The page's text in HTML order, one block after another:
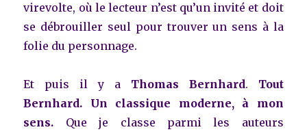
virevolte, où le lecteur n’est qu’un invité et doit
se débrouiller seul pour trouver un sens à la
folie du personnage.
Et puis il y a Thomas Bernhard. Tout
Bernhard. Un classique moderne, à mon
sens. Que je classe parmi les auteurs